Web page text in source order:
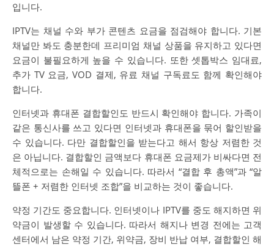
입니다.
IPTV는 채널 수와 부가 콘텐츠 요금을 점검해야 합니다. 기본
채널만 봐도 충분한데 프리미엄 채널 상품을 유지하고 있다면
요금이 불필요하게 높을 수 있습니다. 또한 셋톱박스 임대료,
추가 TV 요금, VOD 결제, 유료 채널 구독료도 함께 확인해야
합니다.
인터넷과 휴대폰 결합할인도 반드시 확인해야 합니다. 가족이
같은 통신사를 쓰고 있다면 인터넷과 휴대폰을 묶어 할인받을
수 있습니다. 다만 결합할인을 받는다고 해서 항상 저렴한 것
은 아닙니다. 결합할인 금액보다 휴대폰 요금제가 비싸다면 전
체적으로는 손해일 수 있습니다. 따라서 “결합 후 총액”과 “알
뜰폰 + 저렴한 인터넷 조합”을 비교하는 것이 좋습니다.
약정 기간도 중요합니다. 인터넷이나 IPTV를 중도 해지하면 위
약금이 발생할 수 있습니다. 따라서 해지나 변경 전에는 고객
센터에서 남은 약정 기간, 위약금, 장비 반납 여부, 결합할인 해